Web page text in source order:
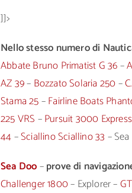
]]>
Nello stesso numero di
Abbate Bruno Primatist G 36–
AZ 39– Bozzato Solaria 250–
Stama 25–Fairline Boats
225 VRS –Pursuit 3000 Express
44–Sciallino Sciallino 33 –
Sea Doo–prove di
Challenger 1800– Explorer –